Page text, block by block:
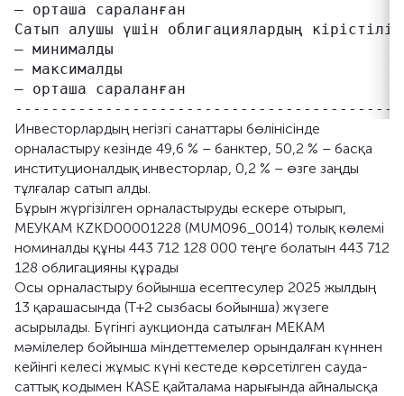
– орташа сараланған
Сатып алушы үшін облигациялардың
– минималды
– максималды
– орташа сараланған
Инвесторлардың негізгі санаттары бөлінісінде
орналастыру кезінде 49,6 % – банктер, 50,2 % – басқа
институционалдық инвесторлар, 0,2 % – өзге заңды
тұлғалар сатып алды.
Бұрын жүргізілген орналастыруды ескере отырып,
МЕУКАМ KZKD00001228 (MUM096_0014) толық көлемі
номиналды құны 443 712 128 000 теңге болатын 443 712
128 облигацияны құрады
Осы орналастыру бойынша есептесулер 2025 жылдың
13 қарашасында (Т+2 сызбасы бойынша) жүзеге
асырылады. Бүгінгі аукционда сатылған МЕКАМ
мәмілелер бойынша міндеттемелер орындалған күннен
кейінгі келесі жұмыс күні кестеде көрсетілген сауда-
саттық кодымен KASE қайталама нарығында айналысқа